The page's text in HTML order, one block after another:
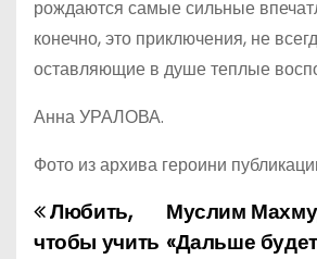
рождаются самые сильные
конечно, это приключения, не
оставляющие в душе теплые
Анна УРАЛОВА.
Фото из архива героини
Н
Муслим
«Дальше
Любить,
чтобы учить